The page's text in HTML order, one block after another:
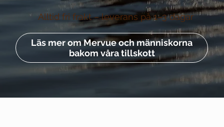
Läs mer om Mervue och människorna
bakom våra tillskott
Alltid fri frakt –leverans på 1–3 dagar